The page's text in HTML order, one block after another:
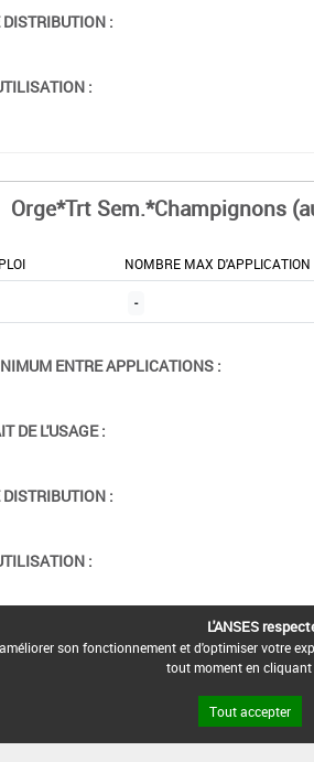
DISTRIBUTION :
:
Orge*Trt Sem.*Champignons
NOMBRE MAX D'APPLICATION
-
ENTRE APPLICATIONS :
DE L'USAGE :
DISTRIBUTION :
:
L'ANSES
son fonctionnement et d'optimiser votre
tout moment en
Tout accepter